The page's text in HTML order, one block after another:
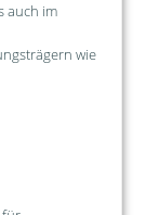
auch im
wie